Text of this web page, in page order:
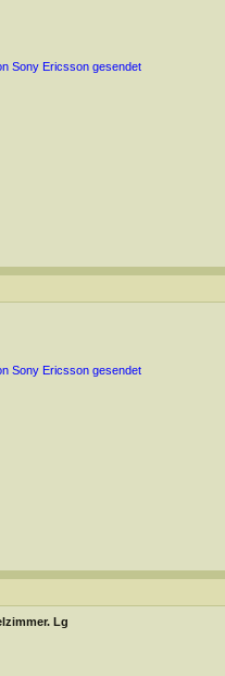
Sony Ericsson gesendet
Sony Ericsson gesendet
Lg